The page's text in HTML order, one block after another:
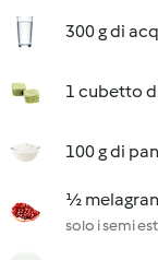
300 g di
1 cubetto
100 g di
½
solo i semi